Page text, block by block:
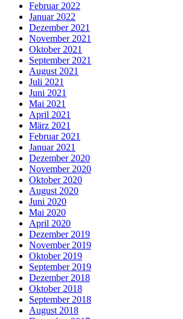
Februar 2022
Januar 2022
Dezember 2021
November 2021
Oktober 2021
September 2021
August 2021
Juli 2021
Juni 2021
Mai 2021
April 2021
März 2021
Februar 2021
Januar 2021
Dezember 2020
November 2020
Oktober 2020
August 2020
Juni 2020
Mai 2020
April 2020
Dezember 2019
November 2019
Oktober 2019
September 2019
Dezember 2018
Oktober 2018
September 2018
August 2018